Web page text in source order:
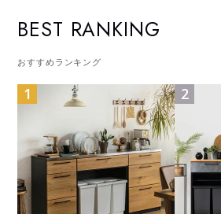
BEST RANKING
おすすめランキング
1 2